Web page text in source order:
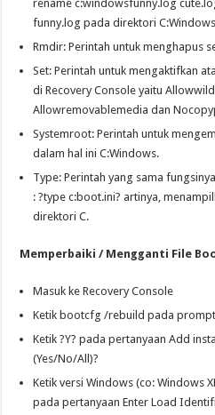
rename c:windowsfunny.log
funny.log pada direktori
Rmdir: Perintah untuk menghapus
Set: Perintah untuk mengaktifkan
di Recovery Console yaitu
Allowremovablemedia dan
Systemroot: Perintah untuk
dalam hal ini C:Windows.
Type: Perintah yang sama
: ?type c:boot.ini? artinya,
direktori C.
Memperbaiki / Mengganti File
Masuk ke Recovery Console
Ketik bootcfg /rebuild pada prompt
Ketik ?Y? pada pertanyaan Add
(Yes/No/All)?
Ketik versi Windows (co: Windows
pada pertanyaan Enter Load